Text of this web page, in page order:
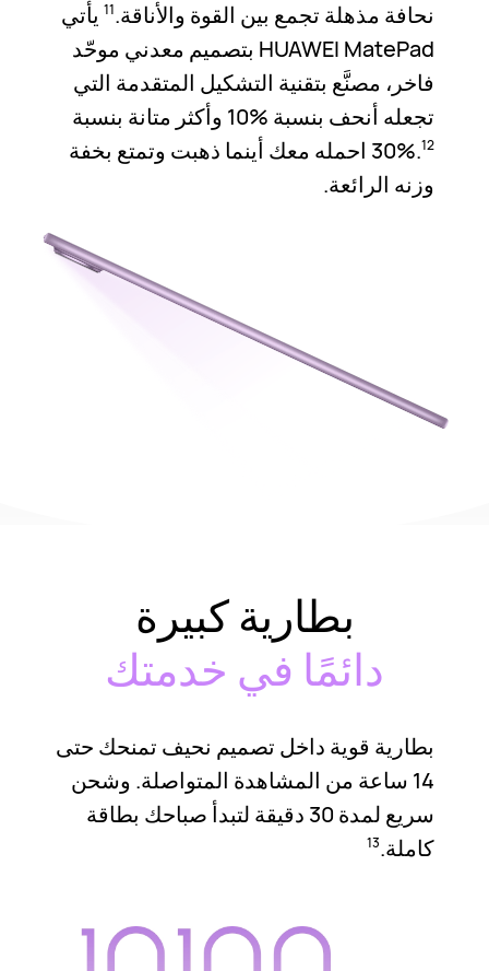
نحافة مذهلة تجمع بين القوة والأناقة.11يأتي
HUAWEI MatePad بتصميم معدني موحّد
فاخر، مصنَّع بتقنية التشكيل المتقدمة التي
تجعله أنحف بنسبة ‎10%‎ وأكثر متانة بنسبة
‎30%‎.12
احمله معك أينما ذهبت وتمتع بخفة
وزنه الرائعة.
بطارية كبيرة
دائمًا في خدمتك
بطارية قوية داخل تصميم نحيف تمنحك حتى
14 ساعة من المشاهدة المتواصلة. وشحن
سريع لمدة 30 دقيقة لتبدأ صباحك بطاقة
كاملة.13